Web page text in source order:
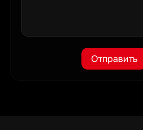
Отправить